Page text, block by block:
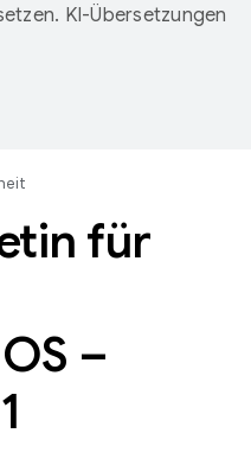
KI-Übersetzungen
für
–